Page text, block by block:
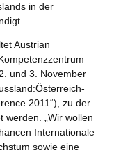
in der
Austrian
und 3. November
2011“), zu der
werden. „Wir wollen
Internationale
sowie eine